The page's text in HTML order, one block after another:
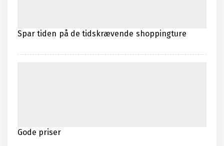
Spar tiden på de tidskrævende shoppingture
Gode priser